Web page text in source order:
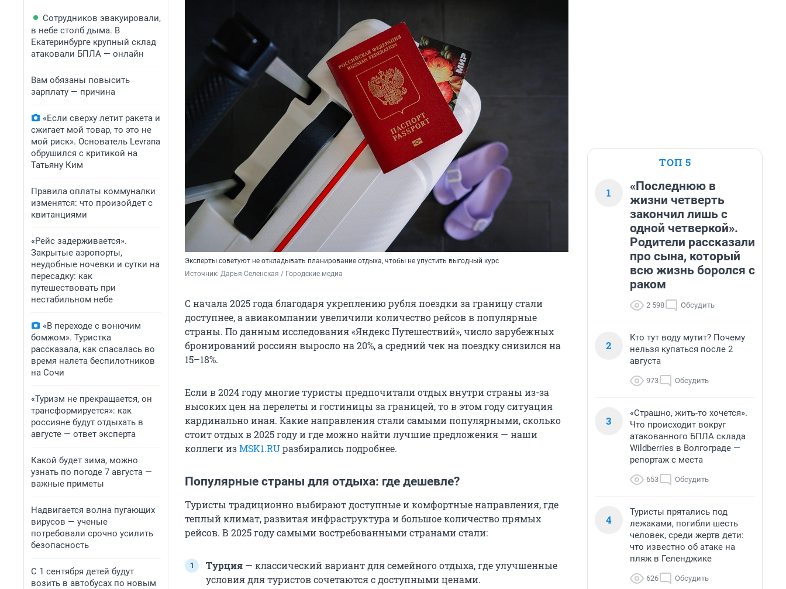
Сотрудников эвакуировали,
в небе столб дыма. В
Екатеринбурге крупный склад
атаковали БПЛА — онлайн
Вам обязаны повысить
зарплату — причина
«Если сверху летит ракета и
сжигает мой товар, то это не
мой риск». Основатель Levrana
обрушился с критикой на
Татьяну Ким
Правила оплаты коммуналки
изменятся: что произойдет с
квитанциями
«Рейс задерживается».
Закрытые аэропорты,
неудобные ночевки и сутки на
пересадку: как
путешествовать при
нестабильном небе
«В переходе с вонючим
бомжом». Туристка
рассказала, как спасалась во
время налета беспилотников
на Сочи
«Туризм не прекращается, он
трансформируется»: как
россияне будут отдыхать в
августе — ответ эксперта
Какой будет зима, можно
узнать по погоде 7 августа —
важные приметы
Надвигается волна пугающих
вирусов — ученые
потребовали срочно усилить
безопасность
С 1 сентября детей будут
возить в автобусах по новым
Эксперты советуют не откладывать планирование отдыха, чтобы не упустить выгодный курс
Источник: Дарья Селенская / Городские медиа
С начала 2025 года благодаря укреплению рубля поездки за границу стали
доступнее, а авиакомпании увеличили количество рейсов в популярные
страны. По данным исследования «Яндекс Путешествий», число зарубежных
бронирований россиян выросло на 20%, а средний чек на поездку снизился на
15–18%.
Если в 2024 году многие туристы предпочитали отдых внутри страны из-за
высоких цен на перелеты и гостиницы за границей, то в этом году ситуация
кардинально иная. Какие направления стали самыми популярными, сколько
стоит отдых в 2025 году и где можно найти лучшие предложения — наши
коллеги изMSK1.RUразбирались подробнее.
Популярные страны для отдыха: где дешевле?
Туристы традиционно выбирают доступные и комфортные направления, где
теплый климат, развитая инфраструктура и большое количество прямых
рейсов. В 2025 году самыми востребованными странами стали:
Турция — классический вариант для семейного отдыха, где улучшенные
условия для туристов сочетаются с доступными ценами.
ТОП 5
1
«Последнюю в
жизни четверть
закончил лишь с
одной четверкой».
Родители рассказали
про сына, который
всю жизнь боролся с
раком
2 598 Обсудить
2
Кто тут воду мутит? Почему
нельзя купаться после 2
августа
973 Обсудить
3
«Страшно, жить-то хочется».
Что происходит вокруг
атакованного БПЛА склада
Wildberries в Волгограде —
репортаж с места
653 Обсудить
4
Туристы прятались под
лежаками, погибли шесть
человек, среди жертв дети:
что известно об атаке на
пляж в Геленджике
626 Обсудить